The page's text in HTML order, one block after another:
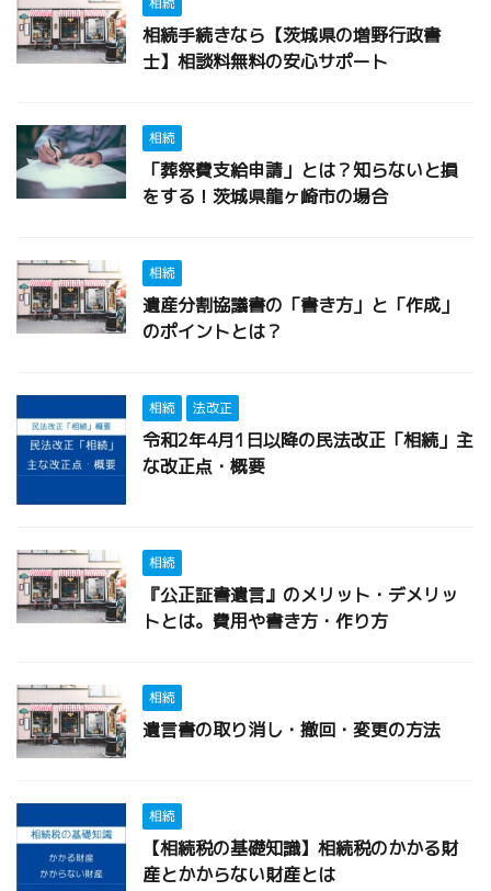
相続手続きなら【茨城県の増野行政書
士】相談料無料の安心サポート
相続
「葬祭費支給申請」とは？知らないと損
をする！茨城県龍ヶ崎市の場合
相続
遺産分割協議書の「書き方」と「作成」
のポイントとは？
相続 法改正
令和2年4月1日以降の民法改正「相続」主
な改正点・概要
相続
『公正証書遺言』のメリット・デメリッ
トとは。費用や書き方・作り方
相続
遺言書の取り消し・撤回・変更の方法
相続
【相続税の基礎知識】相続税のかかる財
産とかからない財産とは